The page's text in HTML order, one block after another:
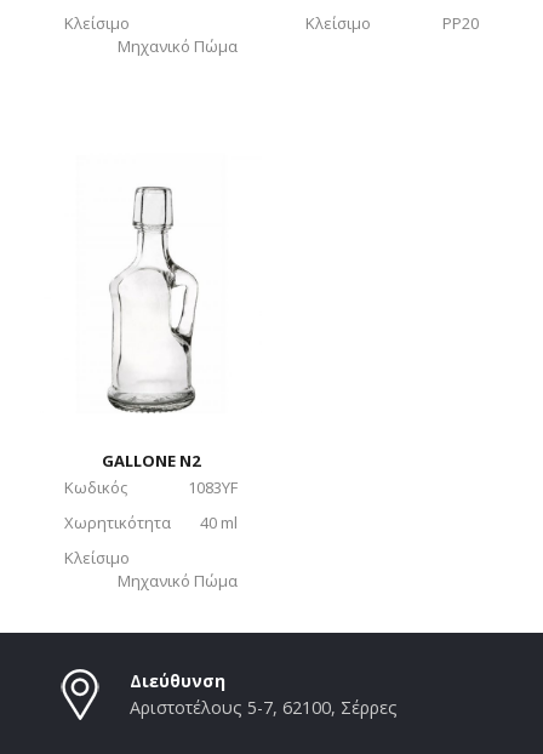
Κλείσιμο
Μηχανικό Πώμα
Κλείσιμο
PP20
GALLONE N2
Κωδικός
1083YF
Χωρητικότητα
40 ml
Κλείσιμο
Μηχανικό Πώμα
Διεύθυνση
Αριστοτέλους 5-7, 62100, Σέρρες